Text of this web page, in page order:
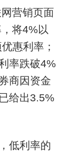
营销页面
将4%以
惠利率；
率跌破4%
商因资金
给出3.5%
低利率的